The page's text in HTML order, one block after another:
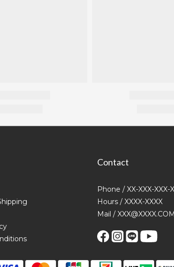
Contact
Phone / XX-XXX-XXX-
Hours / XXXX-XXXX
Mail / XXX@XXXX.COM